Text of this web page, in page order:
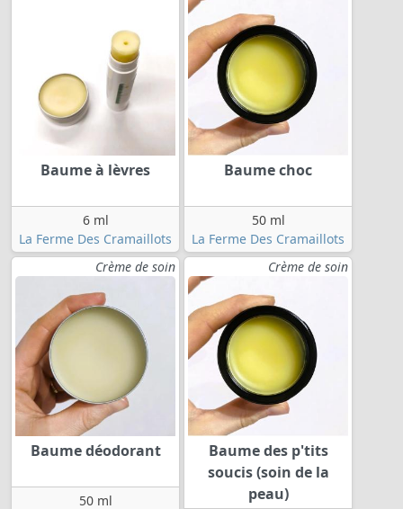
Baume à lèvres
6 ml
La Ferme Des Cramaillots
Baume choc
50 ml
La Ferme Des Cramaillots
Crème de soin
Baume déodorant
50 ml
Crème de soin
Baume des p'tits
soucis (soin de la
peau)